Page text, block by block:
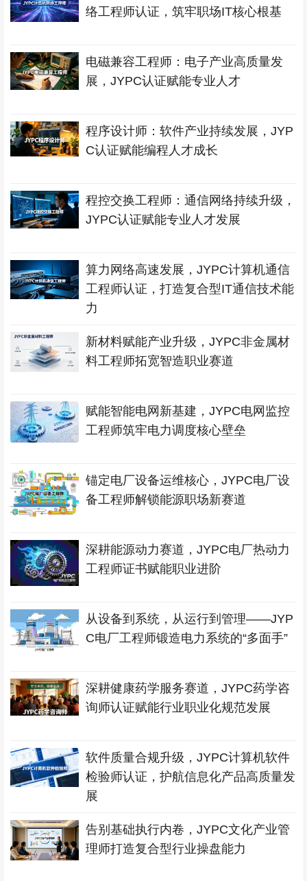
络工程师认证，筑牢职场IT核心根基
电磁兼容工程师：电子产业高质量发
展，JYPC认证赋能专业人才
程序设计师：软件产业持续发展，JYP
C认证赋能编程人才成长
程控交换工程师：通信网络持续升级，
JYPC认证赋能专业人才发展
算力网络高速发展，JYPC计算机通信
工程师认证，打造复合型IT通信技术能
力
新材料赋能产业升级，JYPC非金属材
料工程师拓宽智造职业赛道
赋能智能电网新基建，JYPC电网监控
工程师筑牢电力调度核心壁垒
锚定电厂设备运维核心，JYPC电厂设
备工程师解锁能源职场新赛道
深耕能源动力赛道，JYPC电厂热动力
工程师证书赋能职业进阶
从设备到系统，从运行到管理——JYP
C电厂工程师锻造电力系统的“多面手”
深耕健康药学服务赛道，JYPC药学咨
询师认证赋能行业职业化规范发展
软件质量合规升级，JYPC计算机软件
检验师认证，护航信息化产品高质量发
展
告别基础执行内卷，JYPC文化产业管
理师打造复合型行业操盘能力